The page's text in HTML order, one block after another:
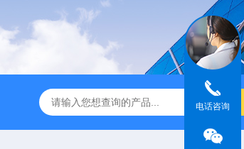
Powdermax PW1-3A1粉末样品称量柜
电话咨询